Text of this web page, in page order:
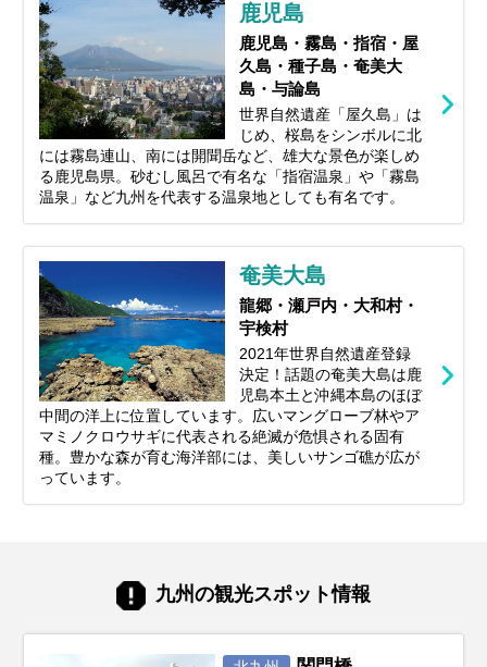
鹿児島
鹿児島・霧島・指宿・屋
久島・種子島・奄美大
島・与論島
世界自然遺産「屋久島」は
じめ、桜島をシンボルに北
には霧島連山、南には開聞岳など、雄大な景色が楽しめ
る鹿児島県。砂むし風呂で有名な「指宿温泉」や「霧島
温泉」など九州を代表する温泉地としても有名です。
奄美大島
龍郷・瀬戸内・大和村・
宇検村
2021年世界自然遺産登録
決定！話題の奄美大島は鹿
児島本土と沖縄本島のほぼ
中間の洋上に位置しています。広いマングローブ林やア
マミノクロウサギに代表される絶滅が危惧される固有
種。豊かな森が育む海洋部には、美しいサンゴ礁が広が
っています。
九州の観光スポット情報